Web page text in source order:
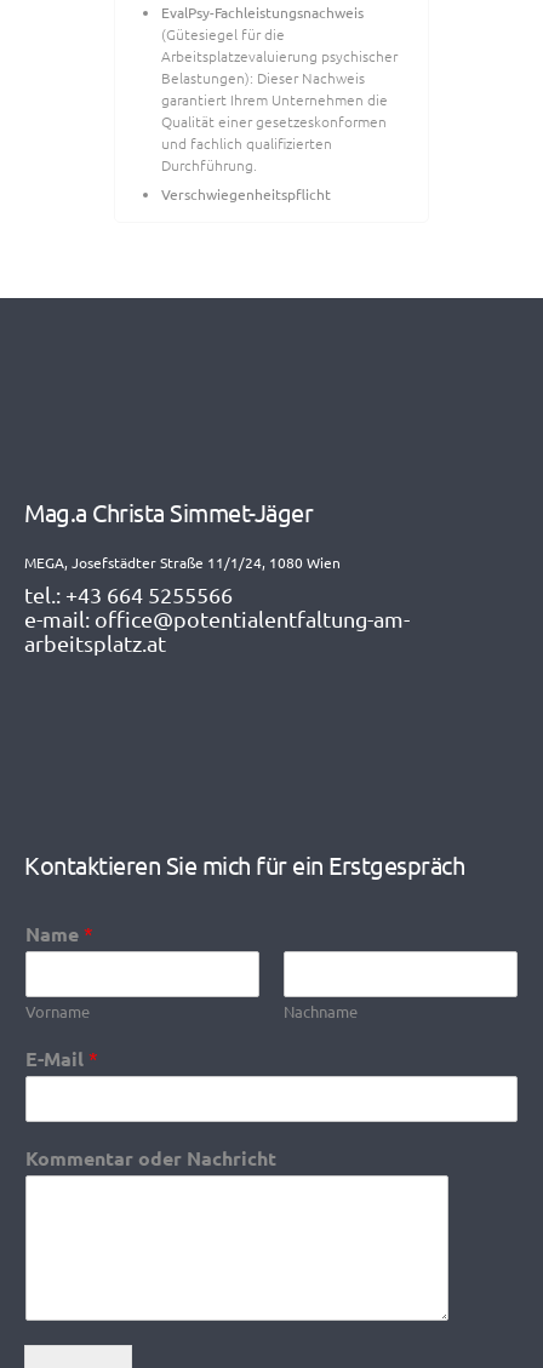
EvalPsy-Fachleistungsnachweis
(Gütesiegel für die
Arbeitsplatzevaluierung psychischer
Belastungen): Dieser Nachweis
garantiert Ihrem Unternehmen die
Qualität einer gesetzeskonformen
und fachlich qualifizierten
Durchführung.
Verschwiegenheitspflicht
Mag.a Christa Simmet-Jäger
MEGA, Josefstädter Straße 11/1/24, 1080 Wien
tel.: +43 664 5255566
e-mail: office@potentialentfaltung-am-
arbeitsplatz.at
Kontaktieren Sie mich für ein Erstgespräch
Name *
Vorname Nachname
E-Mail *
Kommentar oder Nachricht